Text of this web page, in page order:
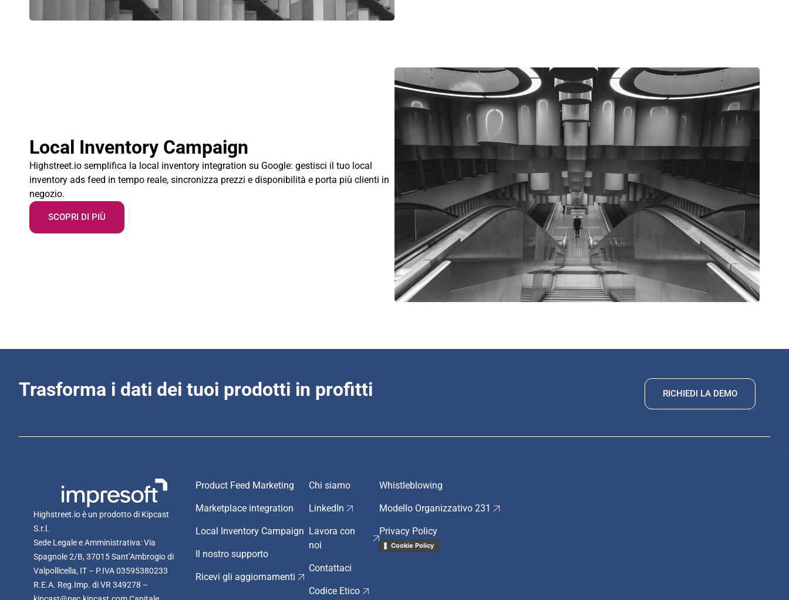
Local Inventory Campaign
Highstreet.io semplifica la local inventory integration su Google: gestisci il tuo local
inventory ads feed in tempo reale, sincronizza prezzi e disponibilità e porta più clienti in
negozio.
SCOPRI DI PIÙ
Trasforma i dati dei tuoi prodotti in profitti RICHIEDI LA DEMO
Highstreet.io è un prodotto di Kipcast
S.r.l.
Sede Legale e Amministrativa: Via
Spagnole 2/B, 37015 Sant’Ambrogio di
Valpollicella, IT – P.IVA 03595380233
R.E.A. Reg.Imp. di VR 349278 –
Product Feed Marketing
Marketplace integration
Local Inventory Campaign
Il nostro supporto
Ricevi gli aggiornamenti
Chi siamo
LinkedIn
Lavora con
noi
Contattaci
Codice Etico
Whistleblowing
Modello Organizzativo 231
Privacy Policy
Cookie Policy